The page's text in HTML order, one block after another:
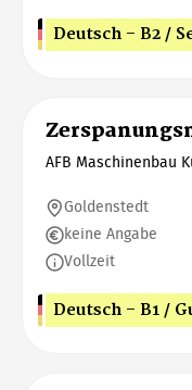
Deutsch - B2 /
AFB Maschinenbau
Goldenstedt
keine Angabe
Vollzeit
Deutsch - B1 /